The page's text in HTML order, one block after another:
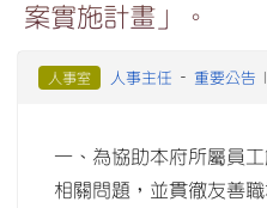
案實施計畫」。
人事室 人事主任 - 重要公告
一、為協助本府所屬員
相關問題，並貫徹友善